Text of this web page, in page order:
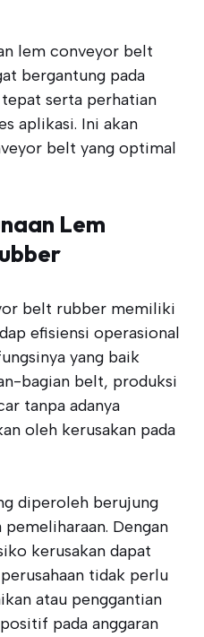
lem conveyor belt
bergantung pada
serta perhatian
aplikasi. Ini akan
belt yang optimal
Lem
belt rubber memiliki
efisiensi operasional
yang baik
bagian belt, produksi
tanpa adanya
oleh kerusakan pada
diperoleh berujung
Dengan
kerusakan dapat
tidak perlu
atau penggantian
pada anggaran